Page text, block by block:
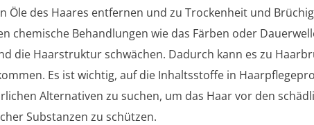
Öle des Haares entfernen und zu Trockenheit und
chemische Behandlungen wie das Färben oder
die Haarstruktur schwächen. Dadurch kann es zu
Es ist wichtig, auf die Inhaltsstoffe in
Alternativen zu suchen, um das Haar vor den
Substanzen zu schützen.